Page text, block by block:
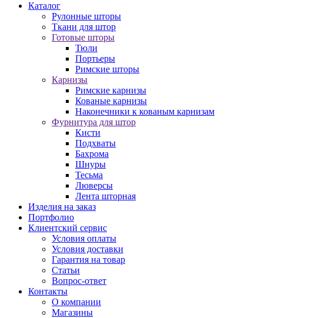
Каталог
Рулонные шторы
Ткани для штор
Готовые шторы
Тюли
Портьеры
Римские шторы
Карнизы
Римские карнизы
Кованые карнизы
Наконечники к кованым карнизам
Фурнитура для штор
Кисти
Подхваты
Бахрома
Шнуры
Тесьма
Люверсы
Лента шторная
Изделия на заказ
Портфолио
Клиентский сервис
Условия оплаты
Условия доставки
Гарантия на товар
Статьи
Вопрос-ответ
Контакты
О компании
Магазины